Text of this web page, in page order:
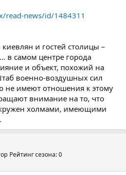
read-news/id/1484311
и гостей столицы –
в самом центре города
и объект, похожий на
военно-воздушных сил
не имеют отношения к этому
внимание на то, что
холмами, имеющими
Рейтинг сезона: 0